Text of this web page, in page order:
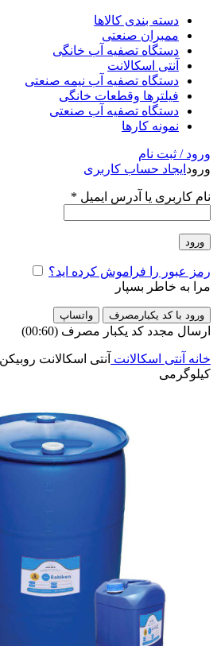
دسته بندی کالاها
ممبران صنعتی
دستگاه تصفیه آب خانگی
آنتی اسکالانت
دستگاه تصفیه آب نیمه صنعتی
فیلترها وقطعات خانگی
دستگاه تصفیه آب صنعتی
نمونه کارها
ورود / ثبت نام
ورود ایجاد حساب کاربری
نام کاربری یا آدرس ایمیل *
ورود
رمز عبور را فراموش کرده اید؟
مرا به خاطر بسپار
ورود با کد یکبارمصرف واتساپ
ارسال مجدد کد یکبار مصرف (00:
60
)
خانه آنتی اسکالانت
کیلوگرمی